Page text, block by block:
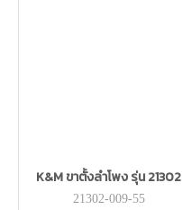
K&M ขาตั้งลำโพง รุ่น 21302
21302-009-55